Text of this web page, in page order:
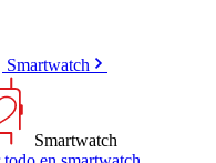
Smartwatch
Smartwatch